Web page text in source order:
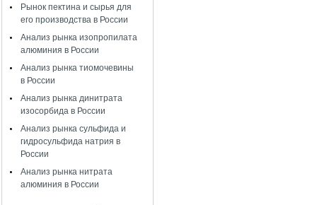
Рынок пектина и сырья для
его производства в России
Анализ рынка изопропилата
алюминия в России
Анализ рынка тиомочевины
в России
Анализ рынка динитрата
изосорбида в России
Анализ рынка сульфида и
гидросульфида натрия в
России
Анализ рынка нитрата
алюминия в России